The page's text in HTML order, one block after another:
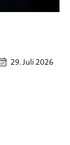
29. Juli 2026